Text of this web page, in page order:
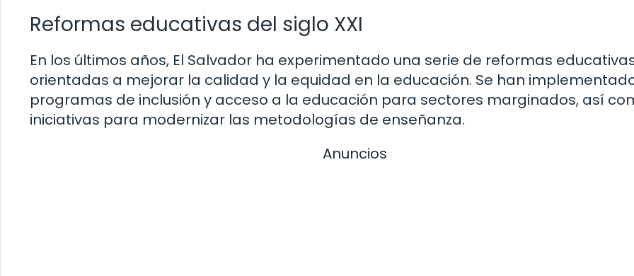
Reformas educativas del siglo XXI
En los últimos años, El Salvador ha experimentado una serie de reformas
orientadas a mejorar la calidad y la equidad en la educación. Se han
programas de inclusión y acceso a la educación para sectores marginados, así
iniciativas para modernizar las metodologías de enseñanza.
Anuncios